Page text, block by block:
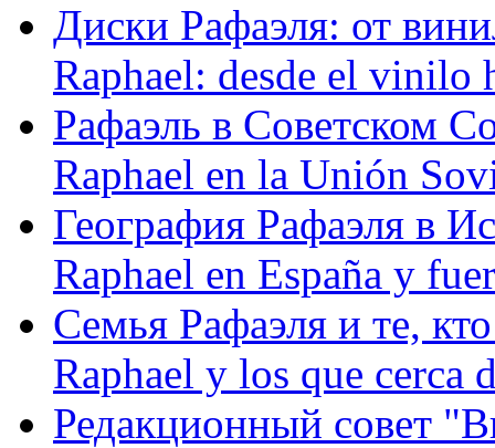
Диски Рафаэля: от
Raphael: desde el vinilo
Рафаэль в Советском
Raphael en la Unión
География Рафаэля в
Raphael en España y
Семья Рафаэля и те,
Raphael y los que cerca
Редакционный совет